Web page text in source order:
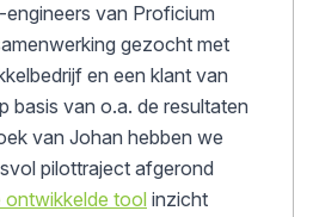
van Proficium
gezocht met
en een klant van
basis van o.a. de resultaten
van Johan hebben we
pilottraject afgerond
ontwikkelde tool inzicht